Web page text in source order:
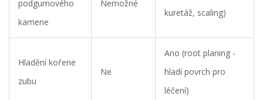
podgumového
kamene
Nemožné
kuretáž, scaling)
Hladění kořene
zubu
Ne
Ano (root planing -
hladí povrch pro
léčení)